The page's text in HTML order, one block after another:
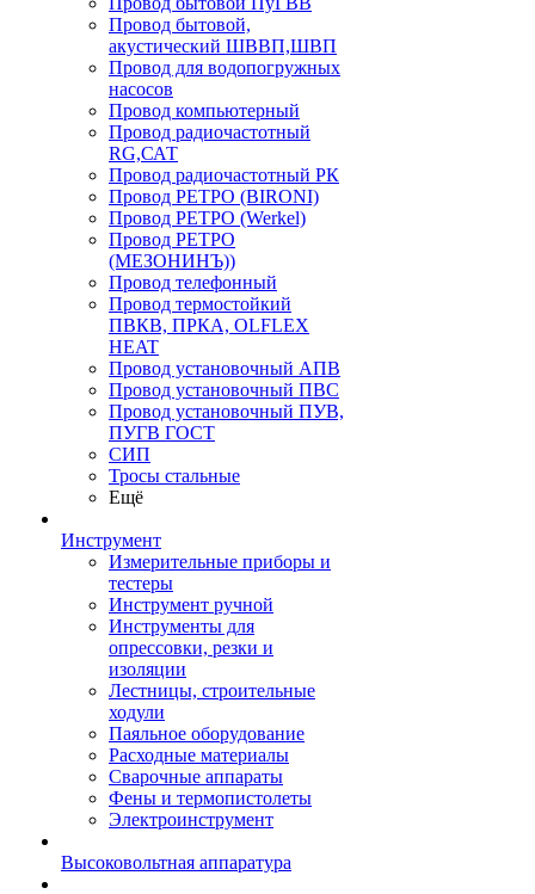
Провод бытовой,
акустический ШВВП,ШВП
Провод для водопогружных
насосов
Провод компьютерный
Провод радиочастотный
RG,САТ
Провод радиочастотный РК
Провод РЕТРО (BIRONI)
Провод РЕТРО (Werkel)
Провод РЕТРО
(МЕЗОНИНЪ))
Провод телефонный
Провод термостойкий
ПВКВ, ПРКА, OLFLEX
HEAT
Провод установочный АПВ
Провод установочный ПВС
Провод установочный ПУВ,
ПУГВ ГОСТ
СИП
Тросы стальные
Ещё
Инструмент
Измерительные приборы и
тестеры
Инструмент ручной
Инструменты для
опрессовки, резки и
изоляции
Лестницы, строительные
ходули
Паяльное оборудование
Расходные материалы
Сварочные аппараты
Фены и термопистолеты
Электроинструмент
Высоковольтная аппаратура